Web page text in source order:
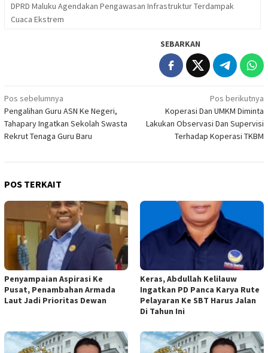
DPRD Maluku Agendakan Pengawasan Infrastruktur Terdampak
Cuaca Ekstrem
SEBARKAN
Navigasi
pos
Pos sebelumnya
Pengalihan Guru ASN Ke Negeri,
Tahapary Ingatkan Sekolah Swasta
Rekrut Tenaga Guru Baru
Pos berikutnya
Koperasi Dan UMKM Diminta
Lakukan Observasi Dan Supervisi
Terhadap Koperasi TKBM
POS TERKAIT
Penyampaian Aspirasi Ke
Pusat, Penambahan Armada
Laut Jadi Prioritas Dewan
Keras, Abdullah Kelilauw
Ingatkan PD Panca Karya Rute
Pelayaran Ke SBT Harus Jalan
Di Tahun Ini